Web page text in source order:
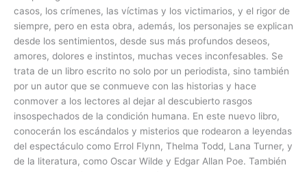
casos, los crímenes, las víctimas y los victimarios, y el rigor de
siempre, pero en esta obra, además, los personajes se explican
desde los sentimientos, desde sus más profundos deseos,
amores, dolores e instintos, muchas veces inconfesables. Se
trata de un libro escrito no solo por un periodista, sino también
por un autor que se conmueve con las historias y hace
conmover a los lectores al dejar al descubierto rasgos
insospechados de la condición humana. En este nuevo libro,
conocerán los escándalos y misterios que rodearon a leyendas
del espectáculo como Errol Flynn, Thelma Todd, Lana Turner, y
de la literatura, como Oscar Wilde y Edgar Allan Poe. También